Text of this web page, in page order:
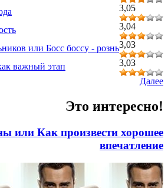
3,05
3,04
или Босс боссу - рознь3,03
важный этап
3,03
Далее
Это интересно!
или Как произвести хорошее
впечатление